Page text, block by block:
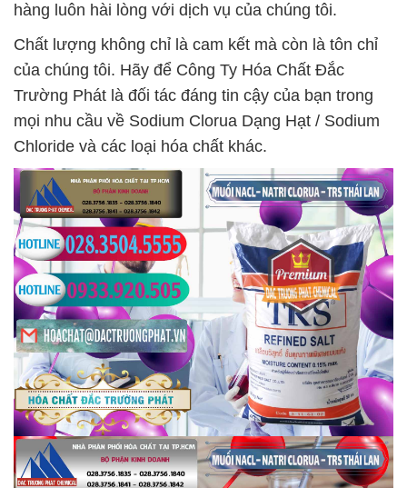
hàng luôn hài lòng với dịch vụ của chúng tôi.
Chất lượng không chỉ là cam kết mà còn là tôn chỉ
của chúng tôi. Hãy để Công Ty Hóa Chất Đắc
Trường Phát là đối tác đáng tin cậy của bạn trong
mọi nhu cầu về Sodium Clorua Dạng Hạt / Sodium
Chloride và các loại hóa chất khác.